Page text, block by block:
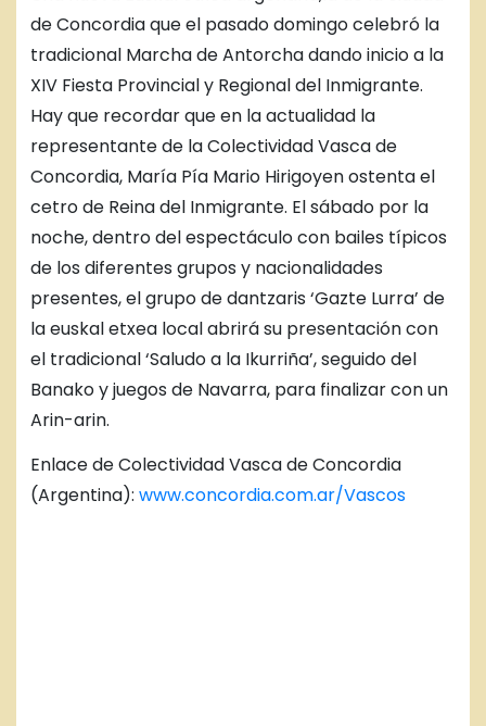
de Concordia que el pasado domingo celebró la
tradicional Marcha de Antorcha dando inicio a la
XIV Fiesta Provincial y Regional del Inmigrante.
Hay que recordar que en la actualidad la
representante de la Colectividad Vasca de
Concordia, María Pía Mario Hirigoyen ostenta el
cetro de Reina del Inmigrante. El sábado por la
noche, dentro del espectáculo con bailes típicos
de los diferentes grupos y nacionalidades
presentes, el grupo de dantzaris ‘Gazte Lurra’ de
la euskal etxea local abrirá su presentación con
el tradicional ‘Saludo a la Ikurriña’, seguido del
Banako y juegos de Navarra, para finalizar con un
Arin-arin.
Enlace de Colectividad Vasca de Concordia
(Argentina): www.concordia.com.ar/Vascos